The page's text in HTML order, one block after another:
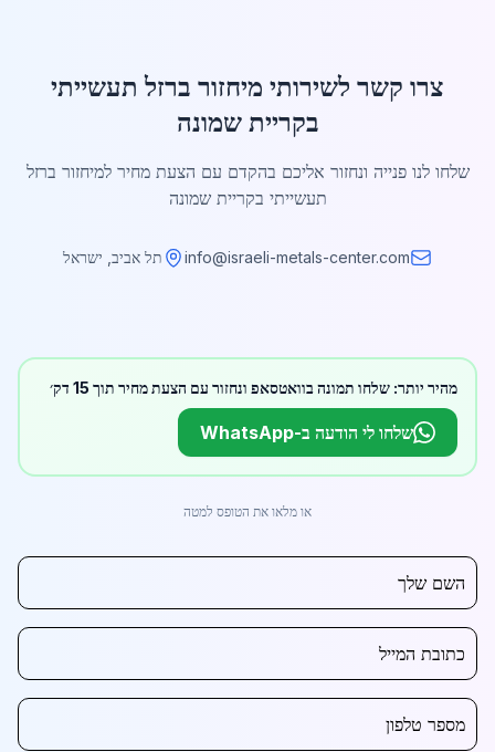
צרו קשר לשירותי מיחזור ברזל תעשייתי
בקריית שמונה
שלחו לנו פנייה ונחזור אליכם בהקדם עם הצעת מחיר למיחזור ברזל
תעשייתי בקריית שמונה
info@israeli-metals-center.com תל אביב, ישראל
מהיר יותר: שלחו תמונה בוואטסאפ ונחזור עם הצעת מחיר תוך 15 דק׳
שלחו לי הודעה ב-WhatsApp
או מלאו את הטופס למטה